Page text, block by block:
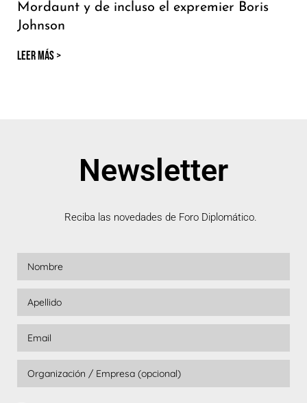
Mordaunt y de incluso el expremier Boris
Johnson
LEER MÁS >
Newsletter
Reciba las novedades de Foro Diplomático.